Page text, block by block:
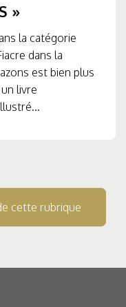
»
la catégorie
dans la
est bien plus
livre
cette rubrique